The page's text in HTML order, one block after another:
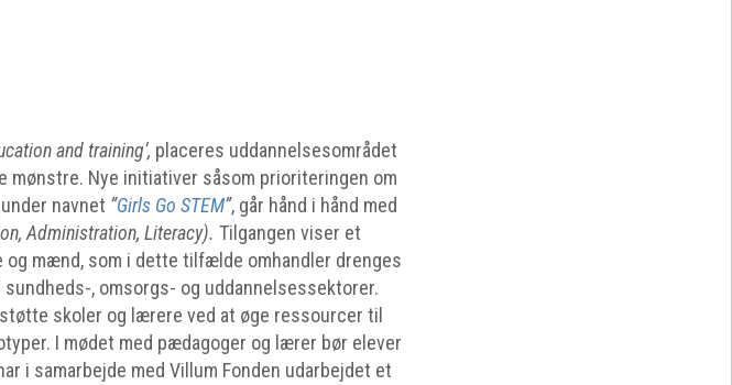
and training’, placeres uddannelsesområdet
mønstre. Nye initiativer såsom prioriteringen om
navnet ”Girls Go STEM”, går hånd i hånd med
Administration, Literacy). Tilgangen viser et
mænd, som i dette tilfælde omhandler drenges
, omsorgs- og uddannelsessektorer.
skoler og lærere ved at øge ressourcer til
I mødet med pædagoger og lærer bør elever
i samarbejde med Villum Fonden udarbejdet et